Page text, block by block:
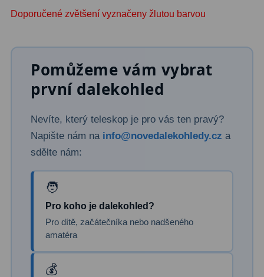
Filtry IR-Pass
Filtry IR-Block10
Filtry Clip5
Filtry CCD Hα, OIII7
Filtrová kola a rámy16
Pointace7
Zaostřovací masky
ADC, Tilting14
Komponenty
Doporučené zvětšení vyznačeny žlutou barvou
Pomůžeme vám vybrat
první dalekohled
Nevíte, který teleskop je pro vás ten pravý?
Napište nám na info@novedalekohledy.cz a
sdělte nám:
Pro koho je dalekohled?
Pro dítě, začátečníka nebo nadšeného
amatéra